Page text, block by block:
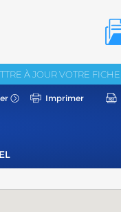
À JOUR VOTRE FICHE
Imprimer